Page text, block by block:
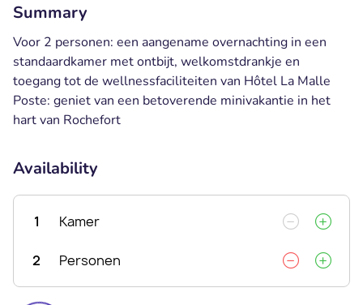
Summary
Voor 2 personen: een aangename overnachting in een
standaardkamer met ontbijt, welkomstdrankje en
toegang tot de wellnessfaciliteiten van Hôtel La Malle
Poste: geniet van een betoverende minivakantie in het
hart van Rochefort
Availability
1 Kamer
2 Personen